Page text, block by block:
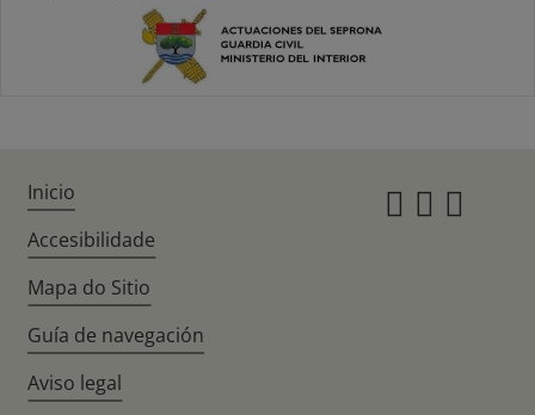
Inicio
Accesibilidade
Mapa do Sitio
Guía de navegación
Aviso legal